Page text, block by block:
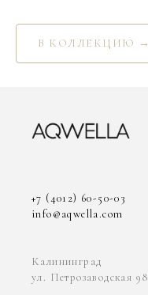
В КОЛЛЕКЦИЮ →
+7 (4012) 60-50-03
info@aqwella.com
Калининград
ул. Петрозаводская 98